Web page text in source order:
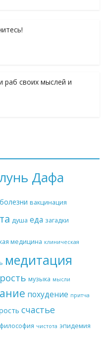
раб своих мыслей и
Дафа
болезни вакцинация
душа еда загадки
медицина клиническая
медитация
музыка мысли
похудение притча
счастье
философия чистота эпидемия